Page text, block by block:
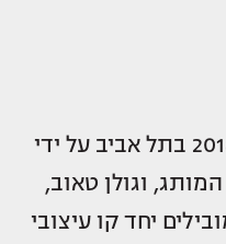
Mother of All הוקם בשנת 2018 בתל אביב על ידי
וגולן טאוב,
יחד קו עיצובי